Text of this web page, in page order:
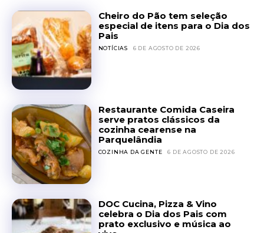
Cheiro do Pão tem seleção
especial de itens para o Dia dos
Pais
NOTÍCIAS 6 DE AGOSTO DE 2026
Restaurante Comida Caseira
serve pratos clássicos da
cozinha cearense na
Parquelândia
COZINHA DA GENTE 6 DE AGOSTO DE 2026
DOC Cucina, Pizza & Vino
celebra o Dia dos Pais com
prato exclusivo e música ao